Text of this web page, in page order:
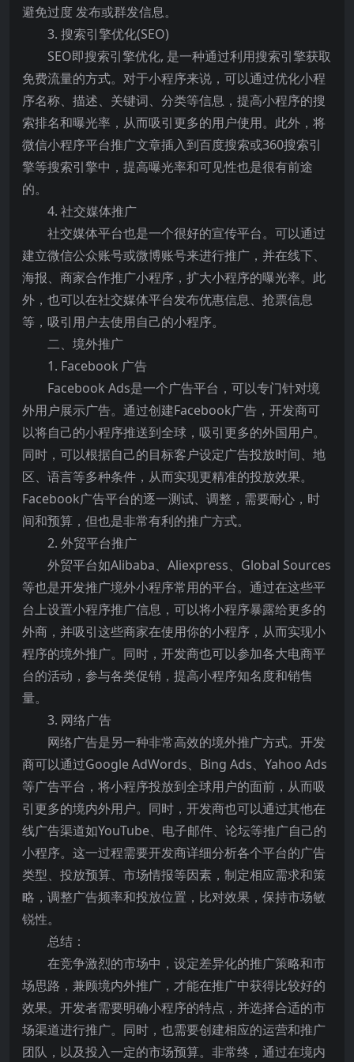
避免过度 发布或群发信息。
3. 搜索引擎优化(SEO)
SEO即搜索引擎优化, 是一种通过利用搜索引擎获取
免费流量的方式。对于小程序来说，可以通过优化小程
序名称、描述、关键词、分类等信息，提高小程序的搜
索排名和曝光率，从而吸引更多的用户使用。此外，将
微信小程序平台推广文章插入到百度搜索或360搜索引
擎等搜索引擎中，提高曝光率和可见性也是很有前途
的。
4. 社交媒体推广
社交媒体平台也是一个很好的宣传平台。可以通过
建立微信公众账号或微博账号来进行推广，并在线下、
海报、商家合作推广小程序，扩大小程序的曝光率。此
外，也可以在社交媒体平台发布优惠信息、抢票信息
等，吸引用户去使用自己的小程序。
二、境外推广
1. Facebook 广告
Facebook Ads是一个广告平台，可以专门针对境
外用户展示广告。通过创建Facebook广告，开发商可
以将自己的小程序推送到全球，吸引更多的外国用户。
同时，可以根据自己的目标客户设定广告投放时间、地
区、语言等多种条件，从而实现更精准的投放效果。
Facebook广告平台的逐一测试、调整，需要耐心，时
间和预算，但也是非常有利的推广方式。
2. 外贸平台推广
外贸平台如Alibaba、Aliexpress、Global Sources
等也是开发推广境外小程序常用的平台。通过在这些平
台上设置小程序推广信息，可以将小程序暴露给更多的
外商，并吸引这些商家在使用你的小程序，从而实现小
程序的境外推广。同时，开发商也可以参加各大电商平
台的活动，参与各类促销，提高小程序知名度和销售
量。
3. 网络广告
网络广告是另一种非常高效的境外推广方式。开发
商可以通过Google AdWords、Bing Ads、Yahoo Ads
等广告平台，将小程序投放到全球用户的面前，从而吸
引更多的境内外用户。同时，开发商也可以通过其他在
线广告渠道如YouTube、电子邮件、论坛等推广自己的
小程序。这一过程需要开发商详细分析各个平台的广告
类型、投放预算、市场情报等因素，制定相应需求和策
略，调整广告频率和投放位置，比对效果，保持市场敏
锐性。
总结：
在竞争激烈的市场中，设定差异化的推广策略和市
场思路，兼顾境内外推广，才能在推广中获得比较好的
效果。开发者需要明确小程序的特点，并选择合适的市
场渠道进行推广。同时，也需要创建相应的运营和推广
团队，以及投入一定的市场预算。非常终，通过在境内